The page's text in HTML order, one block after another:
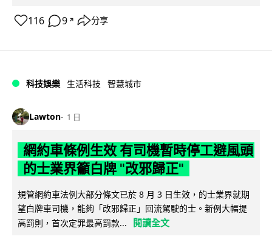
116 9 ↗ 分享
科技娛樂 生活科技 智慧城市
Lawton 1 日
網約車條例生效 有司機暫時停工避風頭
的士業界籲白牌 "改邪歸正"
規管網約車法例大部分條文已於 8 月 3 日生效，的士業界就期
望白牌車司機，能夠「改邪歸正」回流駕駛的士。新例大幅提
高罰則，首次定罪最高罰款...
閱讀全文